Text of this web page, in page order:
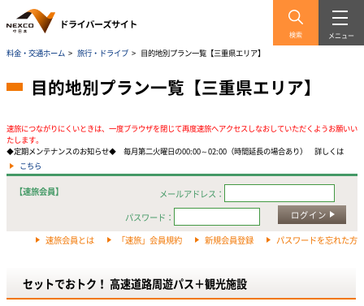
検索 メニュー
料金・交通ホーム > 旅行・ドライブ > 目的地別プラン一覧【三重県エリア】
目的地別プラン一覧【三重県エリア】
速旅につながりにくいときは、一度ブラウザを閉じて再度速旅へアクセスしなおしていただくようお願いい
たします。
◆定期メンテナンスのお知らせ◆ 毎月第二火曜日の00:00～02:00（時間延長の場合あり） 詳しくは
こちら
【速旅会員】
メールアドレス：
パスワード：
ログイン
速旅会員とは 「速旅」会員規約 新規会員登録 パスワードを忘れた方
セットでおトク！ 高速道路周遊パス＋観光施設